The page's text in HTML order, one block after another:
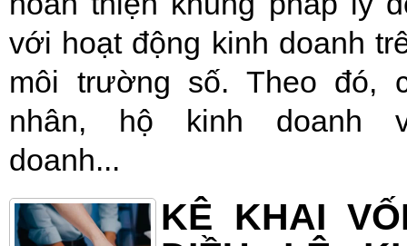
với hoạt động kinh doanh
môi trường số. Theo đó,
nhân, hộ kinh doanh
doanh...
KÊ KHAI